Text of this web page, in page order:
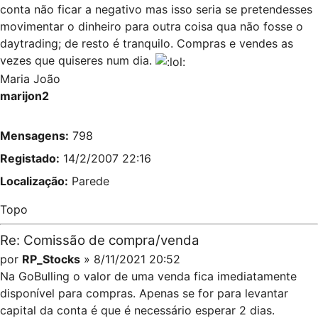
conta não ficar a negativo mas isso seria se pretendesses
movimentar o dinheiro para outra coisa qua não fosse o
daytrading; de resto é tranquilo. Compras e vendes as
vezes que quiseres num dia.
Maria João
marijon2
Mensagens: 798
Registado: 14/2/2007 22:16
Localização: Parede
Topo
Re: Comissão de compra/venda
por RP_Stocks » 8/11/2021 20:52
Na GoBulling o valor de uma venda fica imediatamente
disponível para compras. Apenas se for para levantar
capital da conta é que é necessário esperar 2 dias.